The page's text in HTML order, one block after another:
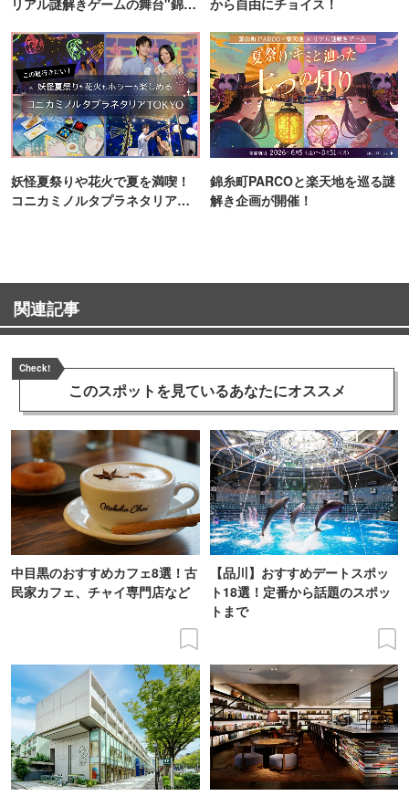
リアル謎解きゲームの舞台"錦糸
から自由にチョイス！
妖怪夏祭りや花火で夏を満喫！
コニカミノルタプラネタリア
錦糸町PARCOと楽天地を巡る謎
解き企画が開催！
関連記事
Check!
このスポットを見ているあなたにオススメ
中目黒のおすすめカフェ8選！古
民家カフェ、チャイ専門店など
【品川】おすすめデートスポッ
ト18選！定番から話題のスポッ
トまで